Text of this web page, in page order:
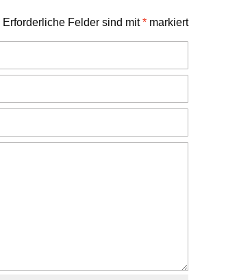
Erforderliche Felder sind mit* markiert